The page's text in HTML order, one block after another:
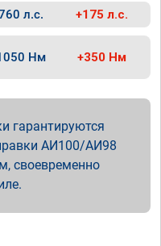
л.с. +175 л.с.
Нм +350 Нм
гарантируются
АИ100/АИ98
своевременно